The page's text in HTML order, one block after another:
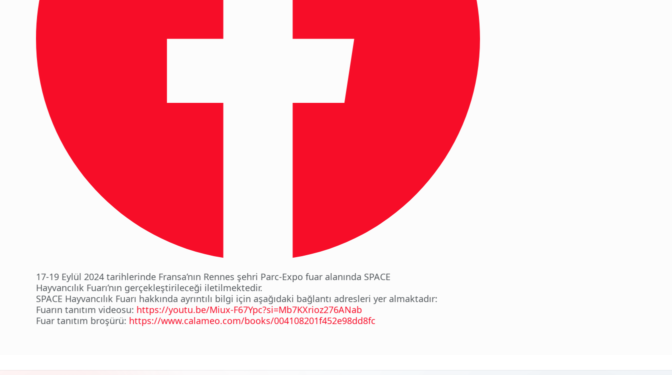
17-19 Eylül 2024 tarihlerinde Fransa’nın Rennes şehri Parc-Expo fuar alanında SPACE
Hayvancılık Fuarı’nın gerçekleştirileceği iletilmektedir.
SPACE Hayvancılık Fuarı hakkında ayrıntılı bilgi için aşağıdaki bağlantı adresleri yer almaktadır:
Fuarın tanıtım videosu: https://youtu.be/Miux-F67Ypc?si=Mb7KXrioz276ANab
Fuar tanıtım broşürü: https://www.calameo.com/books/004108201f452e98dd8fc